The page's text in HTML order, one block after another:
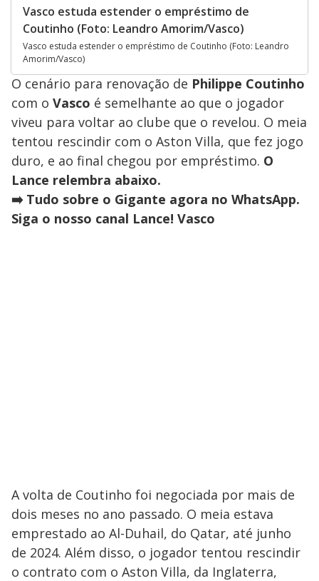
Vasco estuda estender o empréstimo de
Coutinho (Foto: Leandro Amorim/Vasco)
Vasco estuda estender o empréstimo de Coutinho (Foto: Leandro
Amorim/Vasco)
O cenário para renovação de Philippe Coutinho
com o Vasco é semelhante ao que o jogador
viveu para voltar ao clube que o revelou. O meia
tentou rescindir com o Aston Villa, que fez jogo
duro, e ao final chegou por empréstimo. O
Lance relembra abaixo.
➡️ Tudo sobre o Gigante agora no WhatsApp.
Siga o nosso canal Lance! Vasco
A volta de Coutinho foi negociada por mais de
dois meses no ano passado. O meia estava
emprestado ao Al-Duhail, do Qatar, até junho
de 2024. Além disso, o jogador tentou rescindir
o contrato com o Aston Villa, da Inglaterra,